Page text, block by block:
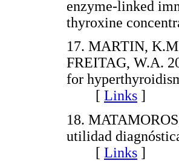
enzyme-linked
thyroxine
17. MARTIN,
FREITAG, W.A.
for
[ Links ]
18.
utilidad
[ Links ]